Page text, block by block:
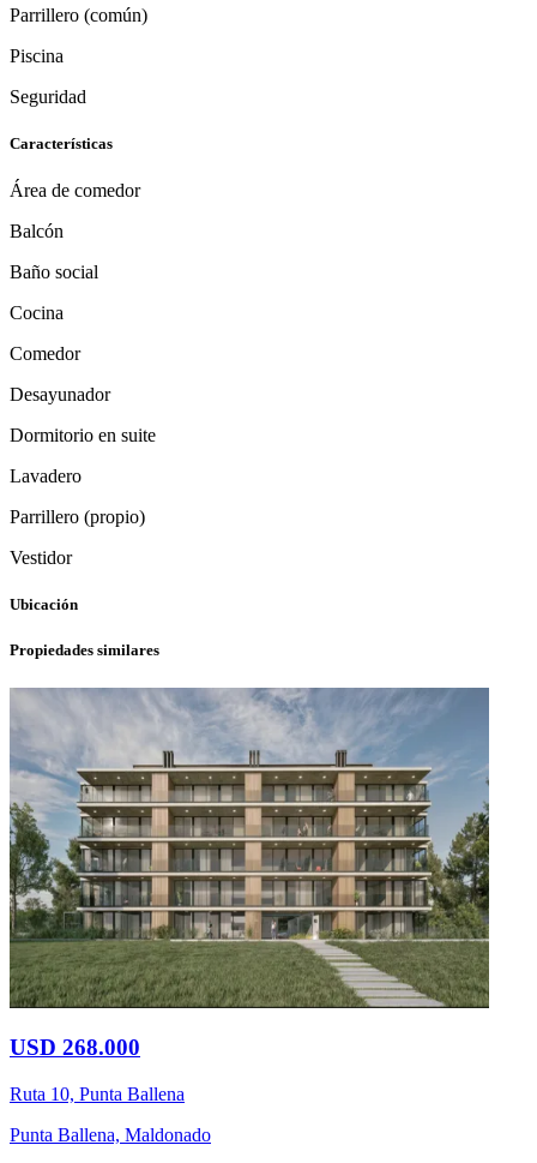
Parrillero (común)
Piscina
Seguridad
Características
Área de comedor
Balcón
Baño social
Cocina
Comedor
Desayunador
Dormitorio en suite
Lavadero
Parrillero (propio)
Vestidor
Ubicación
Propiedades similares
USD 268.000
Ruta 10, Punta Ballena
Punta Ballena, Maldonado